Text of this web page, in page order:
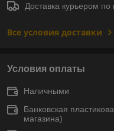
Доставка курьером по
Все условия доставки
Условия оплаты
Наличными
Банковская
магазина)